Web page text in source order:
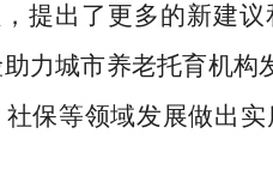
提出了更多的新建议
力城市养老托育机构
保等领域发展做出实